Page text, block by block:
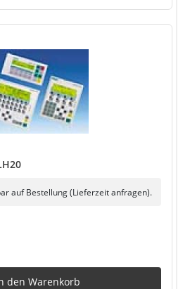
auf Bestellung (Lieferzeit anfragen).
den Warenkorb